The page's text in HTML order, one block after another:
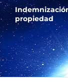
propiedad